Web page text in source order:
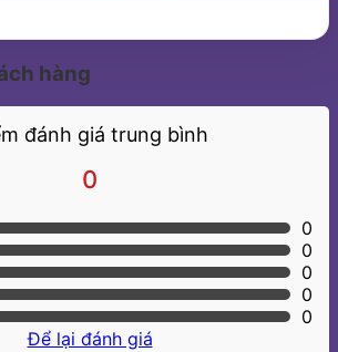
hàng
đánh giá trung bình
0
0
0
0
0
0
Để lại đánh giá